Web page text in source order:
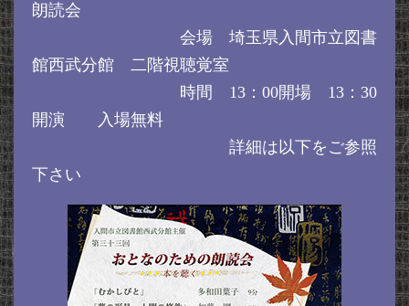
朗読会
会場 埼玉県入間市立図書
館西武分館 二階視聴覚室
時間 13：00開場 13：30
開演 入場無料
詳細は以下をご参照
下さい